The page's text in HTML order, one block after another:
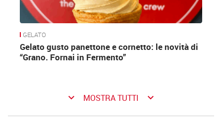
GELATO
Gelato gusto panettone e cornetto: le novità di
“Grano. Fornai in Fermento”
keyboard_arrow_down MOSTRA TUTTI keyboard_arrow_down